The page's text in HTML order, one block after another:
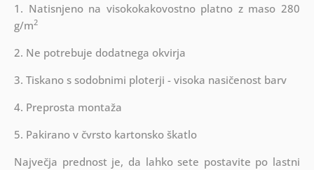
1. Natisnjeno na visokokakovostno platno z maso 280
g/m2
2. Ne potrebuje dodatnega okvirja
3. Tiskano s sodobnimi ploterji - visoka nasičenost barv
4. Preprosta montaža
5. Pakirano v čvrsto kartonsko škatlo
Največja prednost je, da lahko sete postavite po lastni